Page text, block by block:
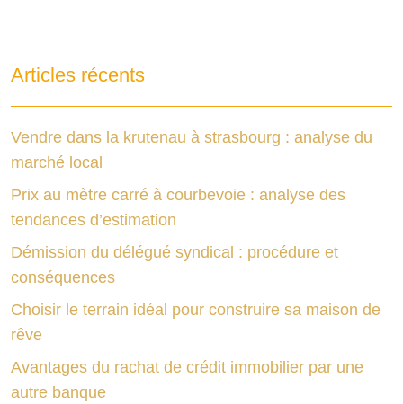
Articles récents
Vendre dans la krutenau à strasbourg : analyse du
marché local
Prix au mètre carré à courbevoie : analyse des
tendances d’estimation
Démission du délégué syndical : procédure et
conséquences
Choisir le terrain idéal pour construire sa maison de
rêve
Avantages du rachat de crédit immobilier par une
autre banque